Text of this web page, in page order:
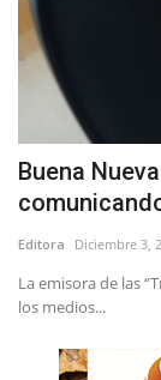
Buena
Editora Diciembre 3,
La emisora de las
los medios...